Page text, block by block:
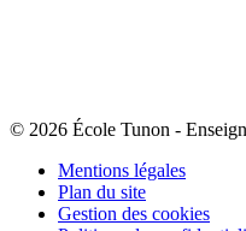
© 2026 École Tunon -
Mentions légales
Plan du site
Gestion des cookies